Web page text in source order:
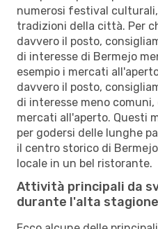
numerosi festival
tradizioni della città. Per
davvero il posto,
di interesse di Bermejo
esempio i mercati
davvero il posto,
di interesse meno comuni,
mercati all'aperto. Questi
per godersi delle lunghe
il centro storico di
locale in un bel ristorante.
Attività principali da
durante l'alta stagione